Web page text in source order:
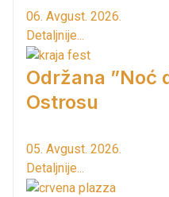
06. Avgust. 2026.
Detaljnije...
Održana ”Noć
Ostrosu
05. Avgust. 2026.
Detaljnije...